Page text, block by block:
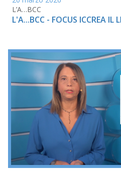
L’A…BCC
L'A...BCC - FOCUS ICCREA IL